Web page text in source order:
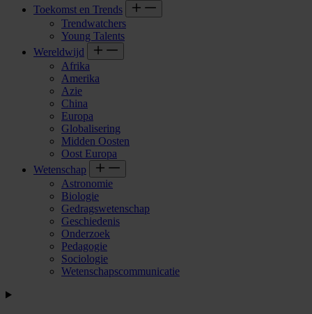
Toekomst en Trends
Trendwatchers
Young Talents
Wereldwijd
Afrika
Amerika
Azie
China
Europa
Globalisering
Midden Oosten
Oost Europa
Wetenschap
Astronomie
Biologie
Gedragswetenschap
Geschiedenis
Onderzoek
Pedagogie
Sociologie
Wetenschapscommunicatie